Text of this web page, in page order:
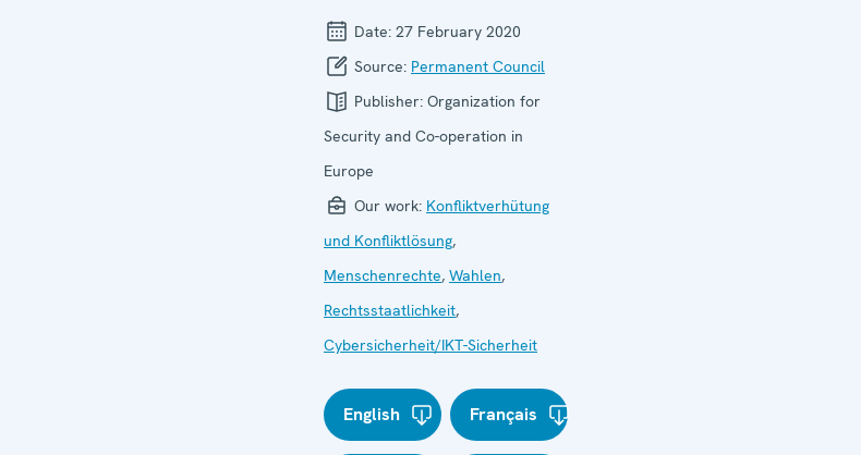
Date: 27 February 2020
Source: Permanent Council
Publisher: Organization for
Security and Co-operation in
Europe
Our work: Konfliktverhütung
und Konfliktlösung,
Menschenrechte, Wahlen,
Rechtsstaatlichkeit,
Cybersicherheit/IKT-Sicherheit
English Français